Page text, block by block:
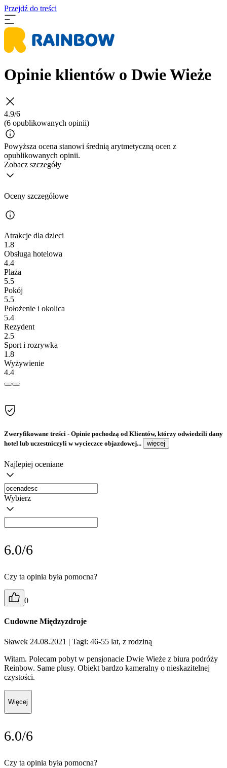
Przejdź do treści
Opinie klientów o Dwie Wieże
4.9/6
(6 opublikowanych opinii)
Powyższa ocena stanowi średnią arytmetyczną ocen z
opublikowanych opinii.
Zobacz szczegóły
Oceny szczegółowe
Atrakcje dla dzieci
1.8
Obsługa hotelowa
4.4
Plaża
5.5
Pokój
5.5
Położenie i okolica
5.4
Rezydent
2.5
Sport i rozrywka
1.8
Wyżywienie
4.4
Zweryfikowane treści - Opinie pochodzą od Klientów, którzy odwiedzili dany
hotel lub uczestniczyli w wycieczce objazdowej...
więcej
Najlepiej oceniane
Wybierz
6.0/6
Czy ta opinia była pomocna?
0
Cudowne Międzyzdroje
Sławek 24.08.2021 | Tagi: 46-55 lat, z rodziną
Witam. Polecam pobyt w pensjonacie Dwie Wieże z biura podróży
Reinbow. Same plusy. Obiekt bardzo kameralny o nieskazitelnej
czystości.
Więcej
6.0/6
Czy ta opinia była pomocna?